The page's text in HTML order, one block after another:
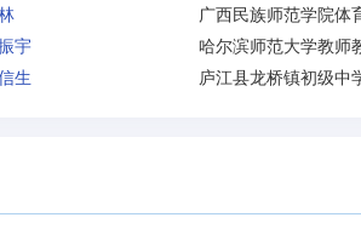
宇
生
庐江县龙桥镇初级中